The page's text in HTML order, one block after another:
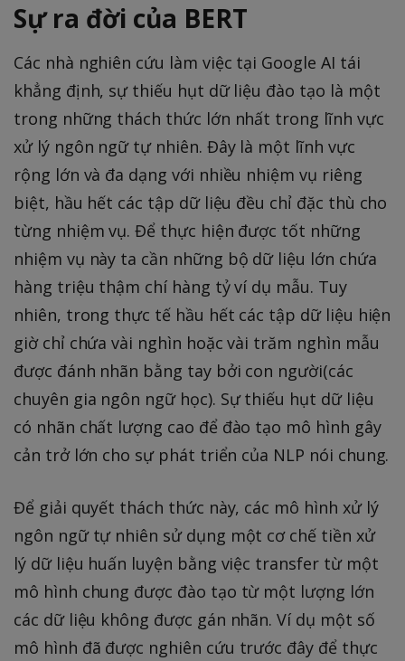
Sự ra đời của BERT
Các nhà nghiên cứu làm việc tại Google AI tái
khẳng định, sự thiếu hụt dữ liệu đào tạo là một
trong những thách thức lớn nhất trong lĩnh vực
xử lý ngôn ngữ tự nhiên. Đây là một lĩnh vực
rộng lớn và đa dạng với nhiều nhiệm vụ riêng
biệt, hầu hết các tập dữ liệu đều chỉ đặc thù cho
từng nhiệm vụ. Để thực hiện được tốt những
nhiệm vụ này ta cần những bộ dữ liệu lớn chứa
hàng triệu thậm chí hàng tỷ ví dụ mẫu. Tuy
nhiên, trong thực tế hầu hết các tập dữ liệu hiện
giờ chỉ chứa vài nghìn hoặc vài trăm nghìn mẫu
được đánh nhãn bằng tay bởi con người(các
chuyên gia ngôn ngữ học). Sự thiếu hụt dữ liệu
có nhãn chất lượng cao để đào tạo mô hình gây
cản trở lớn cho sự phát triển của NLP nói chung.
Để giải quyết thách thức này, các mô hình xử lý
ngôn ngữ tự nhiên sử dụng một cơ chế tiền xử
lý dữ liệu huấn luyện bằng việc transfer từ một
mô hình chung được đào tạo từ một lượng lớn
các dữ liệu không được gán nhãn. Ví dụ một số
mô hình đã được nghiên cứu trước đây để thực